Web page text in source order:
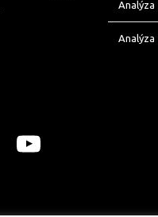
Analýza
Analýza